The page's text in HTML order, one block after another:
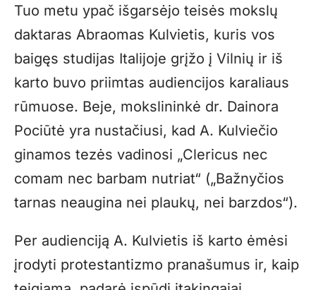
Tuo metu ypač išgarsėjo teisės mokslų
daktaras Abraomas Kulvietis, kuris vos
baigęs studijas Italijoje grįžo į Vilnių ir iš
karto buvo priimtas audiencijos karaliaus
rūmuose. Beje, mokslininkė dr. Dainora
Pociūtė yra nustačiusi, kad A. Kulviečio
ginamos tezės vadinosi „Clericus nec
comam nec barbam nutriat“ („Bažnyčios
tarnas neaugina nei plaukų, nei barzdos“).
Per audienciją A. Kulvietis iš karto ėmėsi
įrodyti protestantizmo pranašumus ir, kaip